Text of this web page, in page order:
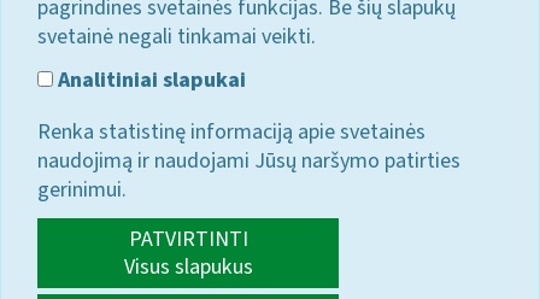
pagrindines svetainės funkcijas. Be šių slapukų
svetainė negali tinkamai veikti.
Analitiniai slapukai
Renka statistinę informaciją apie svetainės
naudojimą ir naudojami Jūsų naršymo patirties
gerinimui.
PATVIRTINTI
Visus slapukus